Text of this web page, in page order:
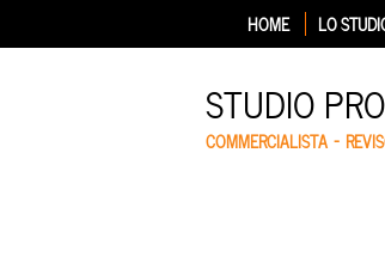
HOME LO
STUDIO
COMMERCIALISTA –